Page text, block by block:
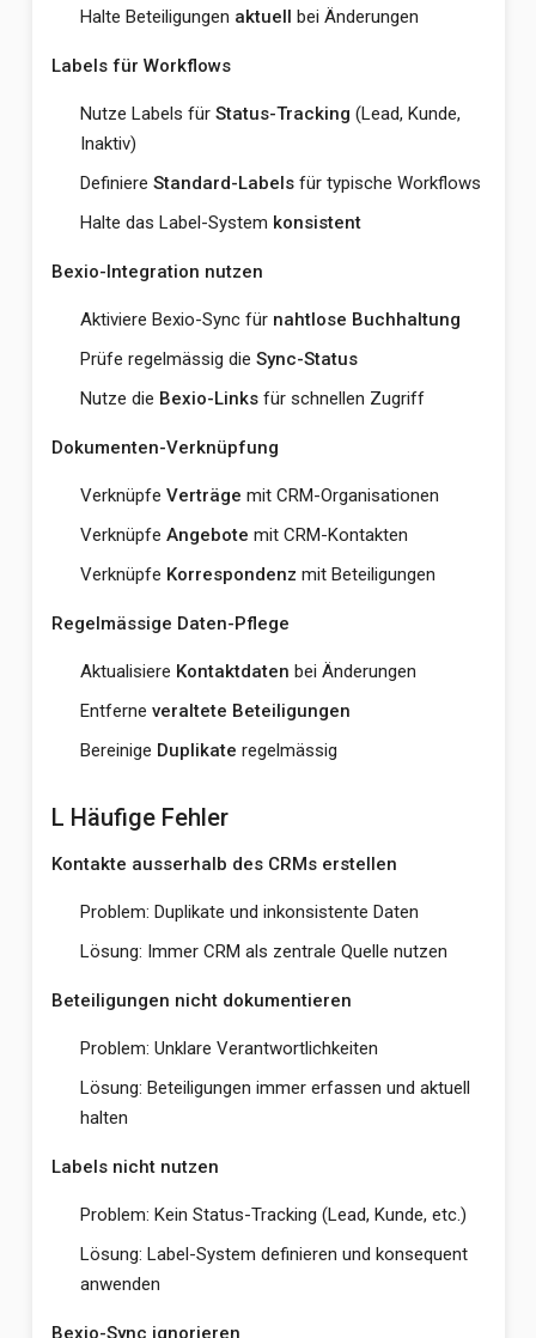
Halte Beteiligungen aktuell bei Änderungen
Labels für Workflows
Nutze Labels für Status-Tracking (Lead, Kunde,
Inaktiv)
Definiere Standard-Labelsfür typische Workflows
Halte das Label-System konsistent
Bexio-Integration nutzen
Aktiviere Bexio-Sync für nahtlose Buchhaltung
Prüfe regelmässig die Sync-Status
Nutze die Bexio-Linksfür schnellen Zugriff
Dokumenten-Verknüpfung
Verknüpfe Verträge mit CRM-Organisationen
Verknüpfe Angebote mit CRM-Kontakten
Verknüpfe Korrespondenz mit Beteiligungen
Regelmässige Daten-Pflege
Aktualisiere Kontaktdaten bei Änderungen
Entferne veraltete Beteiligungen
Bereinige Duplikate regelmässig
L Häufige Fehler
Kontakte ausserhalb des CRMs erstellen
Problem: Duplikate und inkonsistente Daten
Lösung: Immer CRM als zentrale Quelle nutzen
Beteiligungen nicht dokumentieren
Problem: Unklare Verantwortlichkeiten
Lösung: Beteiligungen immer erfassen und aktuell
halten
Labels nicht nutzen
Problem: Kein Status-Tracking (Lead, Kunde, etc.)
Lösung: Label-System definieren und konsequent
anwenden
Bexio-Sync ignorieren